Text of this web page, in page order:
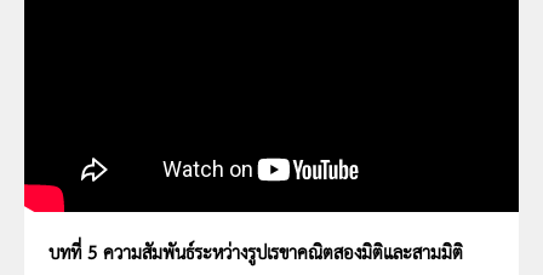
บทที่ 5 ความสัมพันธ์ระหว่างรูปเรขาคณิตสองมิติและสามมิติ